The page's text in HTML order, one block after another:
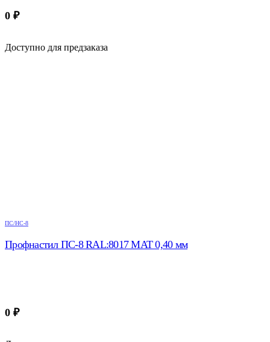
0 ₽
Доступно для предзаказа
ПС/НС-8
Профнастил ПС-8 RAL:8017 МАТ 0,40 мм
0 ₽